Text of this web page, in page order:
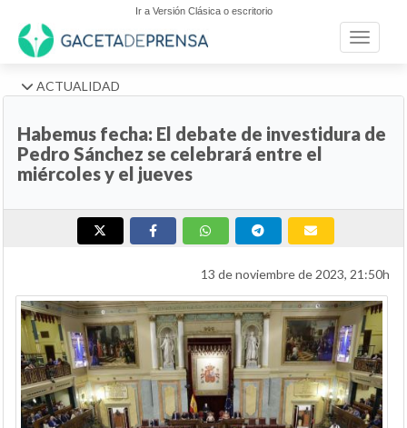
Ir a Versión Clásica o escritorio
Toggle
ACTUALIDAD
Habemus fecha: El debate de investidura de
Pedro Sánchez se celebrará entre el
miércoles y el jueves
13 de noviembre de 2023, 21:50h